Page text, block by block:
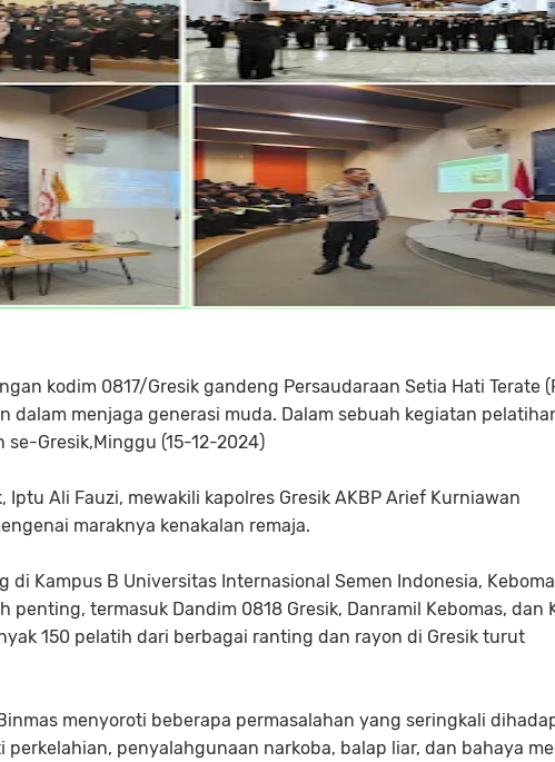
kodim 0817/Gresik gandeng Persaudaraan Setia Hati Terate
dalam menjaga generasi muda. Dalam sebuah kegiatan
Gresik,Minggu (15-12-2024)
Iptu Ali Fauzi, mewakili kapolres Gresik AKBP Arief Kurniawan
maraknya kenakalan remaja.
di Kampus B Universitas Internasional Semen Indonesia,
penting, termasuk Dandim 0818 Gresik, Danramil Kebomas, dan
150 pelatih dari berbagai ranting dan rayon di Gresik turut
menyoroti beberapa permasalahan yang seringkali
perkelahian, penyalahgunaan narkoba, balap liar, dan bahaya